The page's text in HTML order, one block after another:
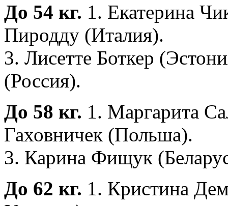
До 54 кг. 1. Екатерина
Пиродду (Италия).
3. Лисетте Боткер
(Россия).
До 58 кг. 1. Маргарита
Гаховничек (Польша).
3. Карина Фищук
До 62 кг. 1. Кристина